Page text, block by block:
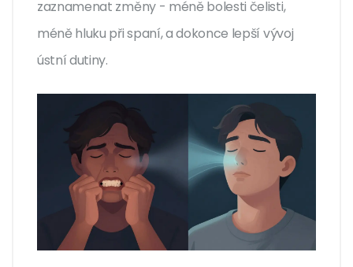
zaznamenat změny - méně bolesti čelisti,
méně hluku při spaní, a dokonce lepší vývoj
ústní dutiny.